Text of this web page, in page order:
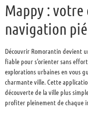
Mappy : votre
navigation
Découvrir Romorantin devient
fiable pour s'orienter sans
explorations urbaines en vous
charmante ville. Cette
découverte de la ville plus
profiter pleinement de chaque